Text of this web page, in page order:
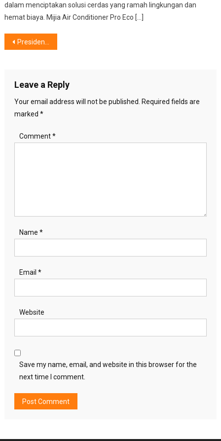
dalam menciptakan solusi cerdas yang ramah lingkungan dan
hemat biaya. Mijia Air Conditioner Pro Eco […]
Post
Presiden Jokowi Dukung Industri Fesyen Muslim Indonesia
Leave a Reply
Your email address will not be published.
Required fields are
marked *
Comment*
Name *
Email *
Website
Save my name, email, and website in this browser for the
next time I comment.